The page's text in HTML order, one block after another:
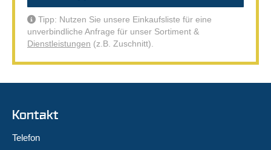
Tipp: Nutzen Sie unsere Einkaufsliste für eine
unverbindliche Anfrage für unser Sortiment &
Dienstleistungen (z.B. Zuschnitt).
Kontakt
Telefon